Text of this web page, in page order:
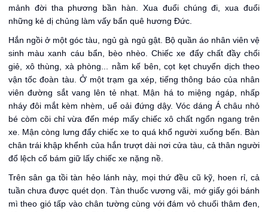
mảnh đời tha phương bần hàn. Xua đuổi chúng đi, xua đuổi
những kẻ dị chủng làm vấy bẩn quê hương Đức.
Hắn ngồi ở một góc tàu, ngủ gà ngủ gật. Bộ quần áo nhân viên vệ
sinh màu xanh cáu bẩn, bèo nhèo. Chiếc xe đẩy chất đầy chổi
giẻ, xô thùng, xà phòng... nằm kế bên, cọt kẹt chuyển dịch theo
vận tốc đoàn tàu. Ở một trạm ga xép, tiếng thông báo của nhân
viên đường sắt vang lên tẻ nhạt. Mận há to miệng ngáp, nhấp
nháy đôi mắt kèm nhèm, uể oải đứng dậy. Vóc dáng Á châu nhỏ
bé còm cõi chỉ vừa đến mép mấy chiếc xô chất ngổn ngang trên
xe. Mận còng lưng đẩy chiếc xe to quá khổ người xuống bến. Bàn
chân trái khập khểnh của hắn trượt dài nơi cửa tàu, cả thân người
đổ lệch cố bám giữ lấy chiếc xe nặng nề.
Trên sân ga tồi tàn hẻo lánh này, mọi thứ đều cũ kỹ, hoen rỉ, cả
tuần chưa được quét dọn. Tàn thuốc vương vãi, mớ giấy gói bánh
mì theo gió tấp vào chân tường cùng với đám vỏ chuối thâm đen,